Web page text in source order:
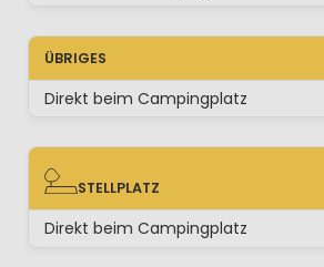
ÜBRIGES
Direkt beim Campingplatz
STELLPLATZ
STELLPLATZ
Direkt beim Campingplatz